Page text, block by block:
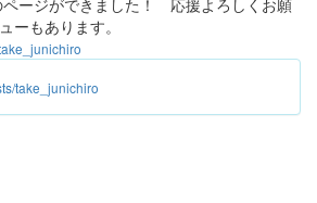
ページができました！ 応援よろしくお願
もあります。
take_junichiro